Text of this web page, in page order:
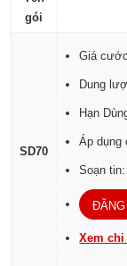
gói
SD70
Giá
Dung
Hạn
Áp dụng
Soạn
Xem